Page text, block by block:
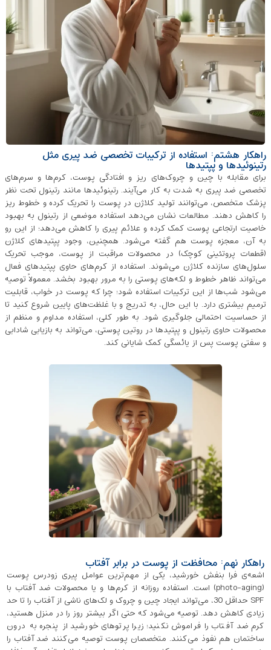
راهکار هشتم: استفاده از ترکیبات تخصصی ضد پیری مثل
رتینوئیدها و پپتیدها
برای مقابله با چین و چروک‌های ریز و افتادگی پوست، کرم‌ها و سرم‌های
تخصصی ضد پیری به شدت به کار می‌آیند. رتینوئیدها مانند رتینول تحت نظر
پزشک متخصص، می‌توانند تولید کلاژن در پوست را تحریک کرده و خطوط ریز
را کاهش دهند. مطالعات نشان می‌دهد استفاده موضعی از رتینول به بهبود
خاصیت ارتجاعی پوست کمک کرده و علائم پیری را کاهش می‌دهد؛ از این رو
به آن، معجزه پوست هم گفته می‌شود. همچنین، وجود پپتیدهای کلاژن
(قطعات پروتئینی کوچک) در محصولات مراقبت از پوست، موجب تحریک
سلول‌های سازنده کلاژن می‌شوند. استفاده از کرم‌های حاوی پپتیدهای فعال
می‌تواند ظاهر خطوط و لکه‌های پوستی را به مرور بهبود بخشد. معمولاً توصیه
می‌شود شب‌ها از این ترکیبات استفاده شود؛ چرا که پوست در خواب، قابلیت
ترمیم بیشتری دارد. با این حال، به تدریج و با غلظت‌های پایین شروع کنید تا
از حساسیت احتمالی جلوگیری شود. به طور کلی، استفاده مداوم و منظم از
محصولات حاوی رتینول و پپتیدها در روتین پوستی، می‌تواند به بازیابی شادابی
و سفتی پوست پس از یائسگی کمک شایانی کند.
راهکار نهم: محافظت از پوست در برابر آفتاب
اشعه‌ی فرا بنفش خورشید، یکی از مهم‌ترین عوامل پیری زودرس پوست
(photo-aging) است. استفاده روزانه از کرم‌ها و یا محصولات ضد آفتاب با
SPF حداقل 30، می‌تواند ایجاد چین و چروک و لک‌های ناشی از آفتاب را تا حد
زیادی کاهش دهد. توصیه می‌شود که حتی اگر بیشتر روز را در منزل هستید،
کرم ضد آفتاب را فراموش نکنید؛ زیرا پرتوهای خورشید از پنجره به درون
ساختمان هم نفوذ می‌کنند. متخصصان پوست توصیه می‌کنند ضد آفتاب را